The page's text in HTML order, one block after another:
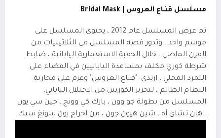
مسلسل قنـاع العروس | Bridal Mask
تم عرض المسلسل عام 2012 ، يحتوي المسلسل على
موسم واحد ، وتدور قصة المسلسل في الثلاثينيات من
القرن الماضي ، خلال الحقبة الاستعمارية اليابانية ، ضابط
شرطة كوري مكلف بمساعدة اليابانيين في القضاء على
التمرد المحلي ، ارتدى
"قناع العروس" وعزم على محاربة
النظام الظالم ، لتحرير الكوريين من الاحتلال الياباني.
المسلسل من بطولة جو وون ، بارك كي وونج ، جين سي يون
، هان تشاي آه ، شين هيون جون ، من اخراج يون سونغ سيك.